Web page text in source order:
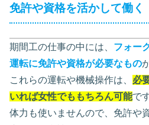
免許や資格を活かして働く
期間工の仕事の中には、 フォー
運転に免許や資格が必要なもの
これらの運転や機械操作は、 必
いれば女性でももちろん可能で
体力も使いませんので、免許や